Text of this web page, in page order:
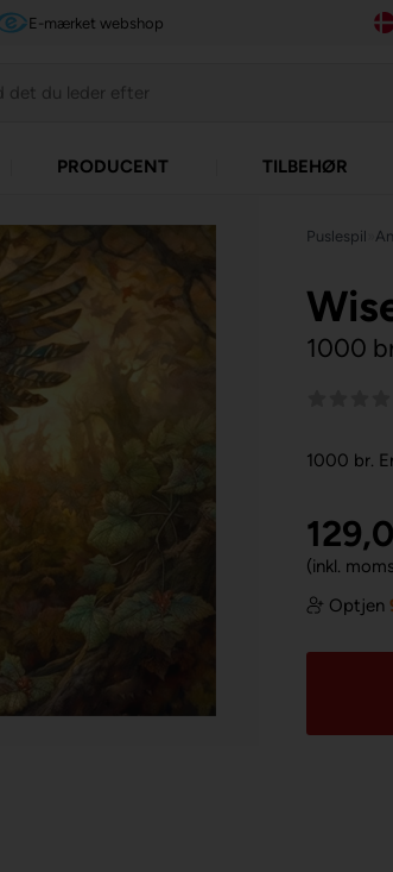
E-mærket webshop
PRODUCENT TILBEHØR
Puslespil
1000
1000 br.
(inkl.
Optjen